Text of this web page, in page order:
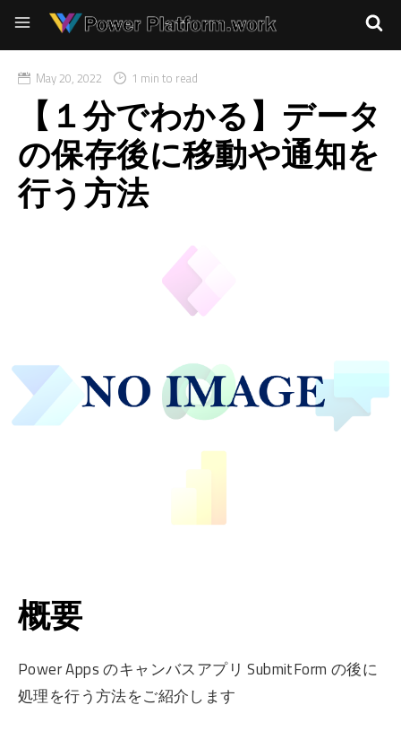
May 20, 2022 1 min to read
【１分でわかる】データ
の保存後に移動や通知を
行う方法
概要
Power Apps のキャンバスアプリ SubmitForm の後に
処理を行う方法をご紹介します